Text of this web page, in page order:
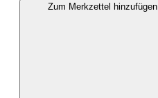
Zum Merkzettel hinzufügen